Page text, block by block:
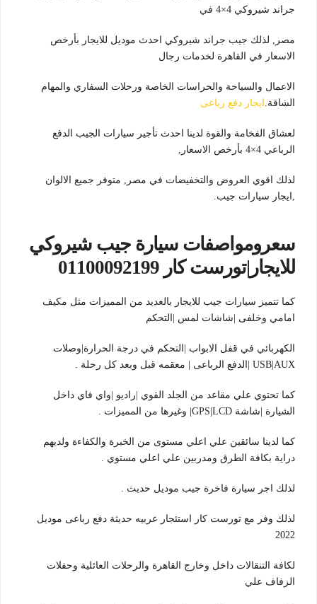
جراند شيروكي 4×4 في
مصر, لذلك جيب جراند شيروكي احدث موديل للايجار بأرخص
الاسعار في القاهرة لخدمات رجال
الاعمال والسياحة والحراسات الخاصة ورحلات السفاري والمهام
الشاقة. ايجار دفع رباعى
لعشاق الفخامة والقوة لدينا احدث تأجير سيارات الجيب الدفع
الرباعي 4×4 بأرخص الاسعار,
لذلك اقوي العروض والتخفيضات في مصر, متوفر جميع الالوان
,ايجار سيارات جيب.
سعرومواصفات سيارة جيب شيروكي
للايجار|تورست كار 01100092199
كما تتميز سيارات جيب للايجار بالعديد من المميزات مثل مكيف
امامي وخلفى |شاشات لمس |التحكم
الكهربائي في قفل الابواب |التحكم في درجة الحرارة|وصلات
USB|AUX |الدفع الرباعى | معقمه قبل وبعد كل رحلة .
كما تحتوي علي مقاعد من الجلد القوي |راديو |واي فاي داخل
الشيارة |شاشة GPS|LCD| وغيرها من المميزات .
كما لدينا سائقين علي اعلي مستوى من الخبرة والكفاءة ولديهم
دراية بكافة الطرق ومدربين علي اعلي مستوي .
لذلك اجر سيارة فاخرة جيب موديل حديث .
لذلك وفر مع تورست كار استئجار عربيه حديثة دفع رباعى موديل
2022
لكافة التنقالات داخل وخارج القاهرة والرحلات العائلية وحفلات
الزفاف علي